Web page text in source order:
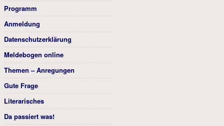
Programm
Anmeldung
Datenschutzerklärung
Meldebogen online
Themen – Anregungen
Gute Frage
Literarisches
Da passiert was!